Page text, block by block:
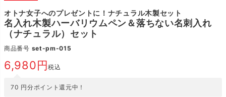
オトナ女子へのプレゼントに！ナチュラル木製セット
名入れ木製ハーバリウムペン＆落ちない名刺入れ
（ナチュラル）セット
商品番号 set-pm-015
6,980 税込
70 円分ポイント還元中！